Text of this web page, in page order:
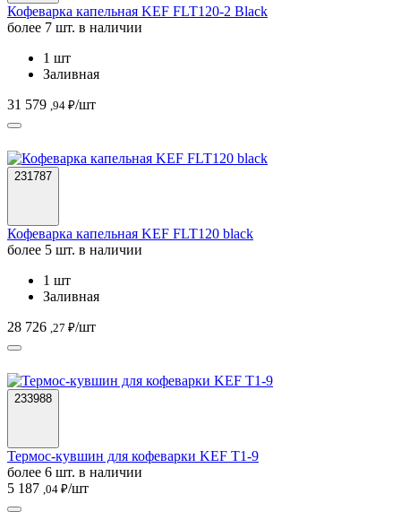
Кофеварка капельная KEF FLT120-2 Black
более 7 шт. в наличии
1 шт
Заливная
31 579 ,94 ₽/шт
231787
Кофеварка капельная KEF FLT120 black
более 5 шт. в наличии
1 шт
Заливная
28 726 ,27 ₽/шт
233988
Термос-кувшин для кофеварки KEF T1-9
более 6 шт. в наличии
5 187 ,04 ₽/шт